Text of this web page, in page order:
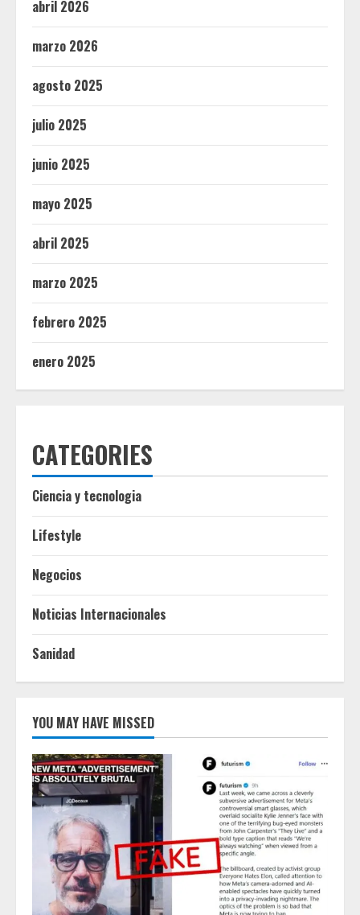
abril 2026
marzo 2026
agosto 2025
julio 2025
junio 2025
mayo 2025
abril 2025
marzo 2025
febrero 2025
enero 2025
CATEGORIES
Ciencia y tecnologia
Lifestyle
Negocios
Noticias Internacionales
Sanidad
YOU MAY HAVE MISSED